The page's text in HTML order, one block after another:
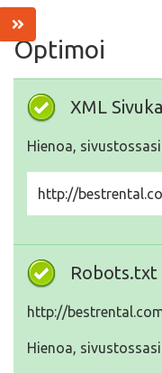
Optimoi
XML
Hienoa,
http://
Robots.txt
http://
Hienoa,